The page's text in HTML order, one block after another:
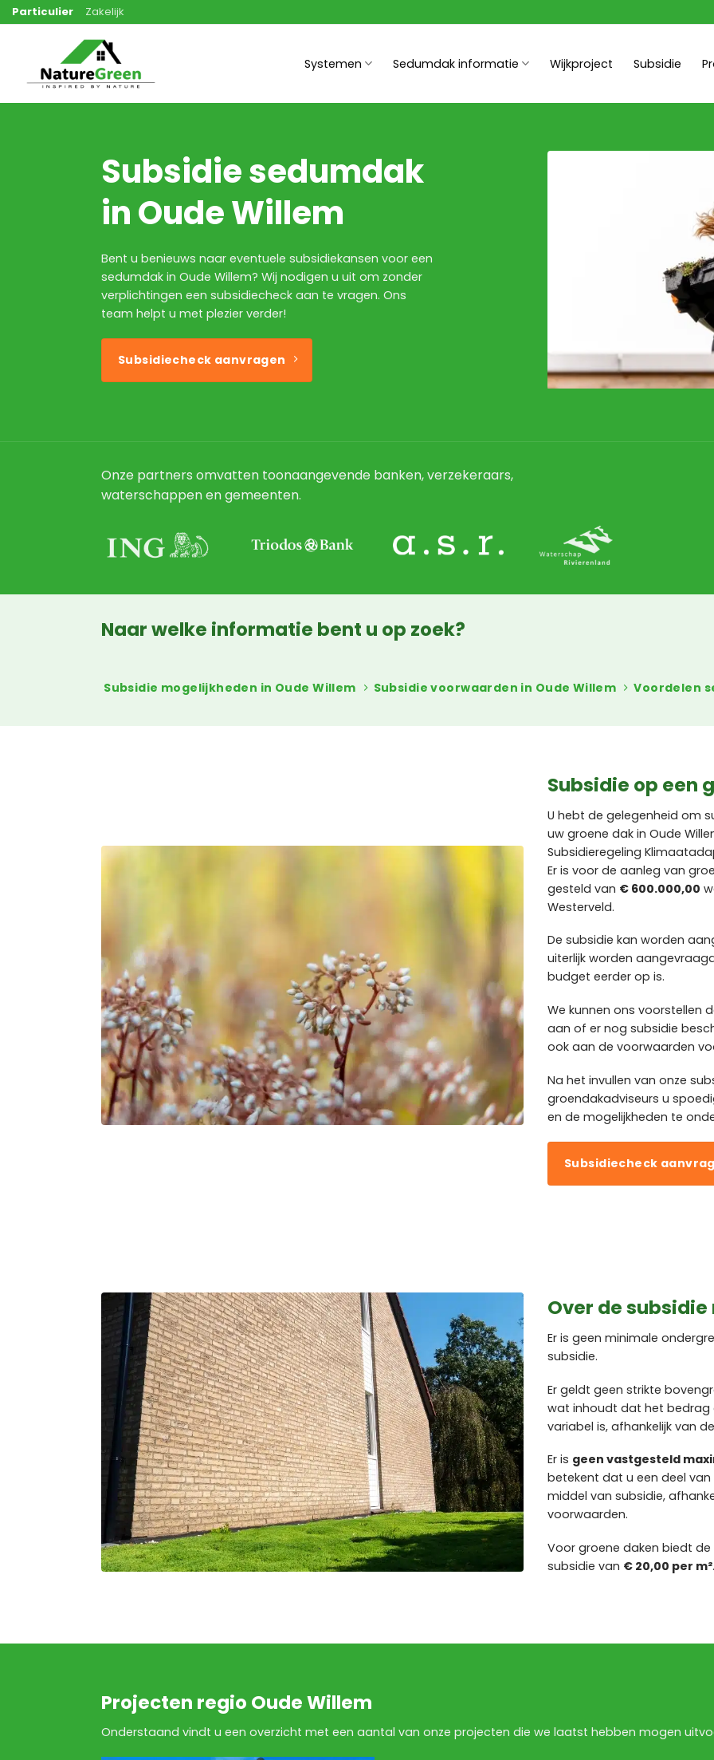
Ga
naar
Particulier Zakelijk
Systemen Sedumdak informatie Wijkproject Subsidie
Subsidie sedumdak
in Oude Willem
Bent u benieuws naar eventuele subsidiekansen voor een
sedumdak in Oude Willem? Wij nodigen u uit om zonder
verplichtingen een subsidiecheck aan te vragen. Ons
team helpt u met plezier verder!
Subsidiecheck aanvragen
Onze partners omvatten toonaangevende banken, verzekeraars,
waterschappen en gemeenten.
Naar welke informatie bent u op zoek?
Subsidie mogelijkheden in Oude Willem Subsidie voorwaarden in Oude Willem Voordelen
Subsidie op een
U hebt de gelegenheid om
uw groene dak in Oude
Subsidieregeling
Er is voor de aanleg van
gesteld van € 600.000,00
Westerveld.
De subsidie kan worden
uiterlijk worden
budget eerder op is.
We kunnen ons voorstellen
aan of er nog subsidie
ook aan de voorwaarden
Na het invullen van onze
groendakadviseurs u
en de mogelijkheden te
Subsidiecheck
Over de
Er is geen minimale
subsidie.
Er geldt geen strikte
wat inhoudt dat het bedrag
variabel is, afhankelijk van
Er is geen vastgesteld
betekent dat u een deel
middel van subsidie,
voorwaarden.
Voor groene daken biedt
subsidie van € 20,00 per m².
Projecten regio Oude Willem
Onderstaand vindt u een overzicht met een aantal van onze projecten die we laatst hebben mogen